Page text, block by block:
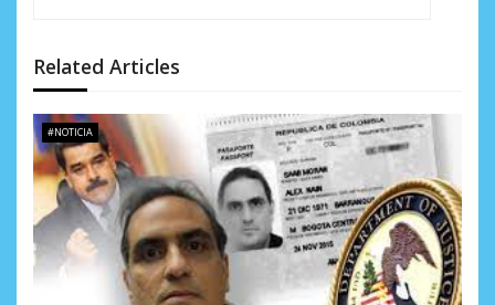
d
e
e
n
t
r
Related Articles
#NOTICIA